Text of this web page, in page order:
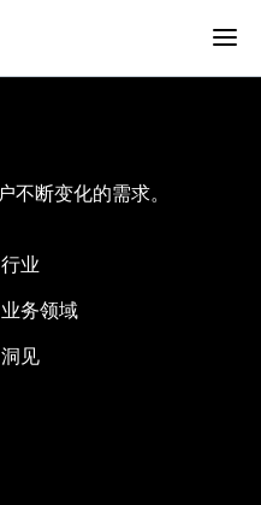
不断变化的需求。
行业
业务领域
洞见